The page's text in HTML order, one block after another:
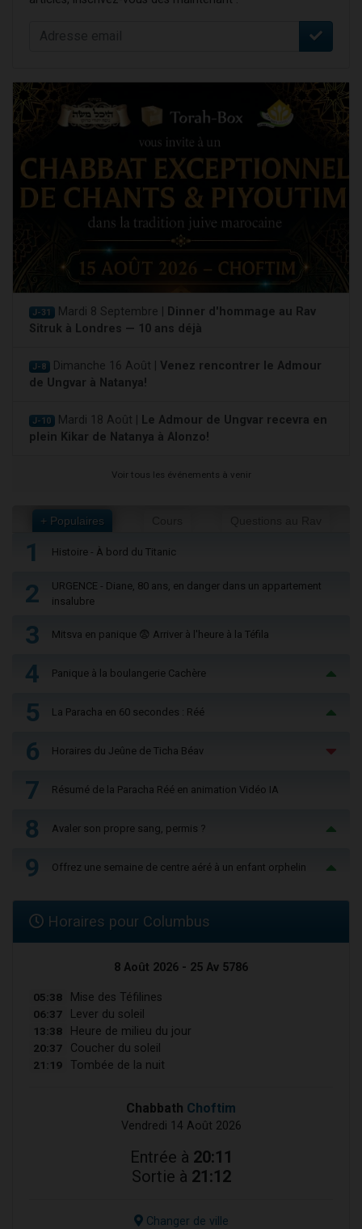
J-31 Mardi 8 Septembre |
Dinner d'hommage au Rav
Sitruk à Londres — 10 ans déjà
J-8 Dimanche 16 Août | Venez rencontrer le Admour
de Ungvar à Natanya!
J-10 Mardi 18 Août |
Le Admour de Ungvar recevra en
plein Kikar de Natanya à Alonzo!
Voir tous les événements à venir
+ Populaires
1 Histoire - À bord du Titanic
2
URGENCE - Diane, 80 ans, en danger dans un appartement
insalubre
3 Mitsva en panique 😨 Arriver à l'heure à la Téfila
4 Panique à la boulangerie Cachère
5 La Paracha en 60 secondes : Réé
6 Horaires du Jeûne de Ticha Béav
7 Résumé de la Paracha Réé en animation Vidéo IA
8 Avaler son propre sang, permis ?
9 Offrez une semaine de centre aéré à un enfant orphelin
Horaires pour Columbus
8 Août 2026 - 25 Av 5786
05:38 Mise des Téfilines
06:37 Lever du soleil
13:38 Heure de milieu du jour
20:37 Coucher du soleil
21:19 Tombée de la nuit
Chabbath Choftim
Vendredi 14 Août 2026
Entrée à 20:11
Sortie à 21:12
Changer de ville